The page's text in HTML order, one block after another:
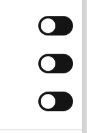
estudio
datos. Para